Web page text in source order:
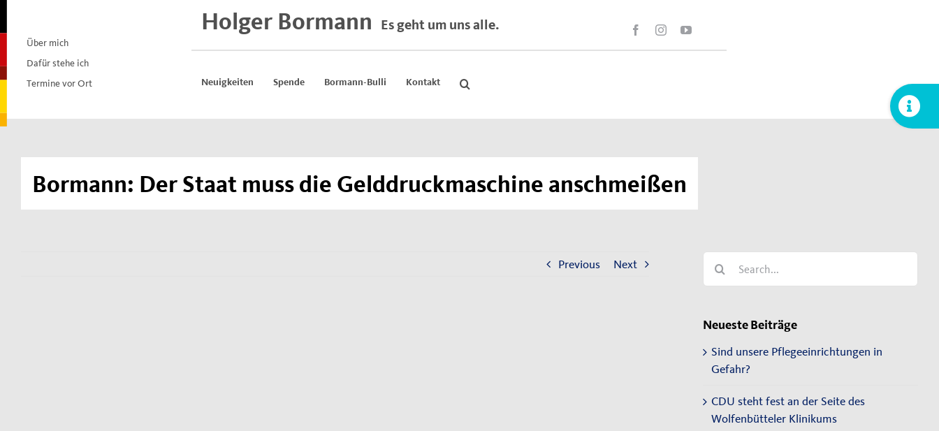
contentÜber mich
Dafür stehe ich
Termine vor Ort
Holger Bormann Es geht um uns alle.
Neuigkeiten Spende Bormann-Bulli Kontakt
Bormann: Der Staat muss die Gelddruckmaschine anschmeißen
Previous Next
for:
Neueste Beiträge
Sind unsere Pflegeeinrichtungen in
Gefahr?
CDU steht fest an der Seite des
Wolfenbütteler Klinikums
Toggle
Sliding
Bar